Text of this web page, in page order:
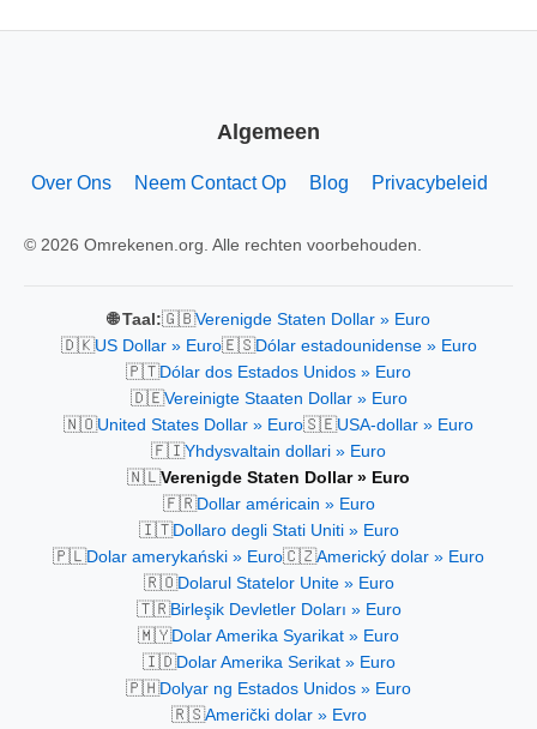
Algemeen
Over Ons Neem Contact Op Blog Privacybeleid
© 2026 Omrekenen.org. Alle rechten voorbehouden.
🌐 Taal:🇬🇧Verenigde Staten Dollar » Euro
🇩🇰US Dollar » Euro🇪🇸Dólar estadounidense » Euro
🇵🇹Dólar dos Estados Unidos » Euro
🇩🇪Vereinigte Staaten Dollar » Euro
🇳🇴United States Dollar » Euro🇸🇪USA-dollar » Euro
🇫🇮Yhdysvaltain dollari » Euro
🇳🇱Verenigde Staten Dollar » Euro
🇫🇷Dollar américain » Euro
🇮🇹Dollaro degli Stati Uniti » Euro
🇵🇱Dolar amerykański » Euro🇨🇿Americký dolar » Euro
🇷🇴Dolarul Statelor Unite » Euro
🇹🇷Birleşik Devletler Doları » Euro
🇲🇾Dolar Amerika Syarikat » Euro
🇮🇩Dolar Amerika Serikat » Euro
🇵🇭Dolyar ng Estados Unidos » Euro
🇷🇸Američki dolar » Evro